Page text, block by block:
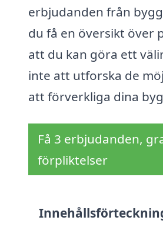
erbjudanden från
du få en översikt över
att du kan göra ett
inte att utforska de
att förverkliga dina
Få 3 erbjudanden,
förpliktelser